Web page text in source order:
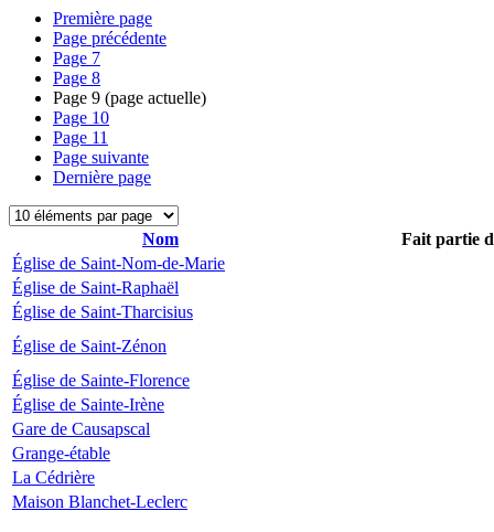
Première page
Page précédente
Page 7
Page 8
Page 9 (page actuelle)
Page 10
Page 11
Page suivante
Dernière page
Nom
Fait partie
Église de Saint-Nom-de-Marie
Église de Saint-Raphaël
Église de Saint-Tharcisius
Église de Saint-Zénon
Église de Sainte-Florence
Église de Sainte-Irène
Gare de Causapscal
Grange-étable
La Cédrière
Maison Blanchet-Leclerc